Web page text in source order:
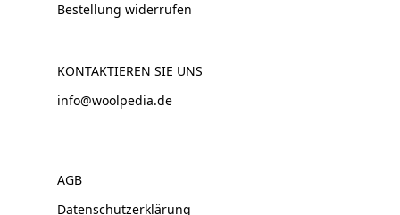
Bestellung widerrufen
KONTAKTIEREN SIE UNS
info@woolpedia.de
AGB
Datenschutzerklärung